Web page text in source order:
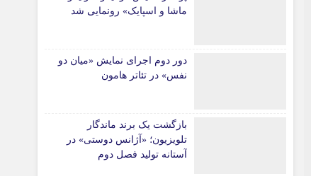
ماشا و اسپایک» رونمایی شد
دور دوم اجرای نمایش «میان دو
نفس» در تئاتر هامون
بازگشت یک برند ماندگار
تلویزیون؛ «آژانس دوستی» در
آستانه تولید فصل دوم